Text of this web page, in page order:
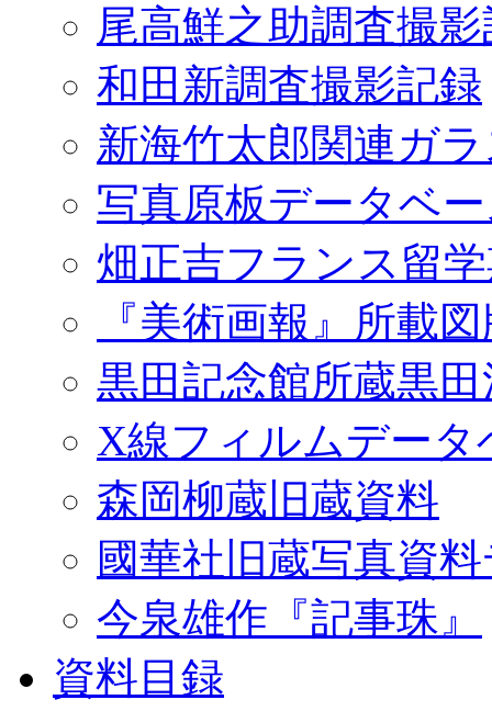
尾高鮮之助調査撮
和田新調査撮影記録
新海竹太郎関連ガ
写真原板データベ
畑正吉フランス留
『美術画報』所載
黒田記念館所蔵黒
X線フィルムデータ
森岡柳蔵旧蔵資料
國華社旧蔵写真資
今泉雄作『記事珠』
資料目録